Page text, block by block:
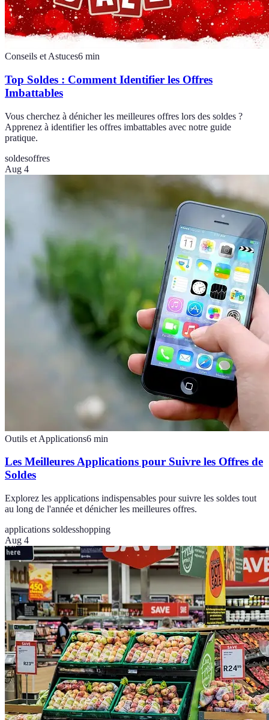
Conseils et Astuces6 min
Top Soldes : Comment Identifier les Offres
Imbattables
Vous cherchez à dénicher les meilleures offres lors des soldes ?
Apprenez à identifier les offres imbattables avec notre guide
pratique.
soldesoffres
Aug 4
Outils et Applications6 min
Les Meilleures Applications pour Suivre les Offres de
Soldes
Explorez les applications indispensables pour suivre les soldes tout
au long de l'année et dénicher les meilleures offres.
applications soldesshopping
Aug 4